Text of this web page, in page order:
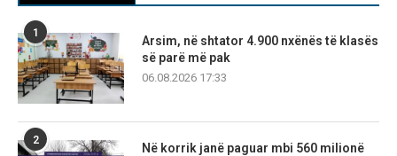
1
Arsim, në shtator 4.900 nxënës të klasës
së parë më pak
06.08.2026 17:33
2
Në korrik janë paguar mbi 560 milionë